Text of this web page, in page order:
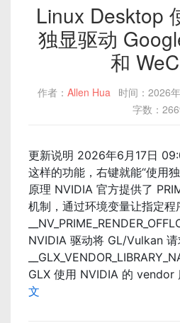
Linux Desktop
独显驱动
和
作者： Allen Hua 时间：2026
字数：
更新说明 2026年6月17日
这样的功能，右键就能“使用
原理 NVIDIA 官方提供了
机制，通过环境变量让指定程
NVIDIA 驱动将 GL/Vulkan 请
GLX 使用 NVIDIA 的 vendor
文